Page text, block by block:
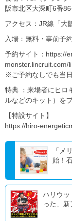
阪市北区大深町6番
アクセス：JR線「大
入場：無料・事前予
予約サイト：https://
monster.lincruit.com/
※ご予約なしでも当
特典 ：来場者にヒロ
ルなどのキット）を
【特設サイト】
https://hiro-
「メ
始！
ハリウッ
った、新